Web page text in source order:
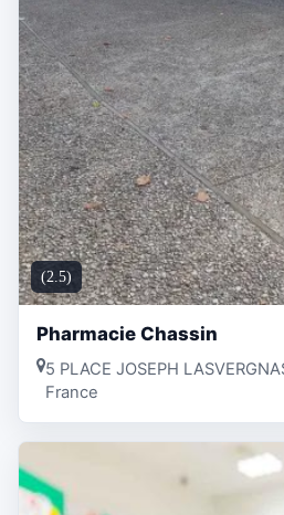
(2.5)
Pharmacie Chassin
5 PLACE JOSEPH
France